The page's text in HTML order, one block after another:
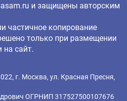
и защищены авторским
частичное копирование
только при размещении
на сайт.
г. Москва, ул. Красная Пресня,
ОГРНИП 317527500107676